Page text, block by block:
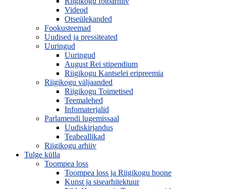
Videod
Otseülekanded
Fookusteemad
Uudised ja pressiteated
Uuringud
Uuringud
August Rei stipendium
Riigikogu Kantselei eripreemia
Riigikogu väljaanded
Riigikogu Toimetised
Teemalehed
Infomaterjalid
Parlamendi lugemissaal
Uudiskirjandus
Teabeallikad
Riigikogu arhiiv
Tulge külla
Toompea loss
Toompea loss ja Riigikogu hoone
Kunst ja sisearhitektuur